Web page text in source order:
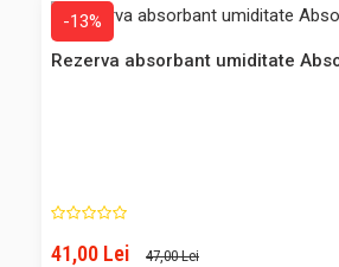
Mini dezumidificator - Absorbant
Suedia 450g
riscului de mucegai si a mirosurilor
sac..
-13%
Rezerva absorbant umiditate
41,00 Lei 47,00 Lei